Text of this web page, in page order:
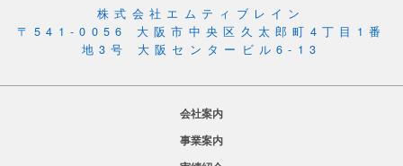
株式会社エムティブレイン
〒541-0056 大阪市中央区久太郎町4丁目1番
地3号 大阪センタービル6-13
会社案内
事業案内